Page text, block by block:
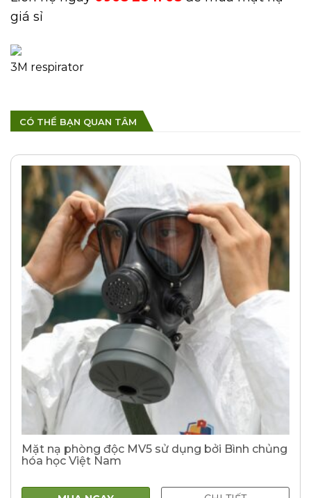
giá sỉ
3M respirator
CÓ THỂ BẠN QUAN TÂM
Mặt nạ phòng độc MV5 sử dụng bởi Bình chủng
hóa học Việt Nam